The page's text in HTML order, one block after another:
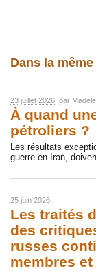
Dans la
23 juillet 2026 , par
À quand
pétroliers ?
Les résultats
guerre en Iran,
25 juin 2026
Les traités
des
russes
membres et